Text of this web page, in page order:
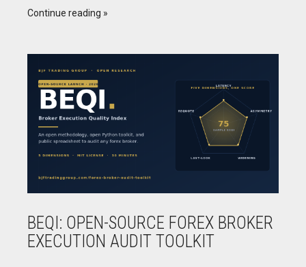
Continue reading
BEQI: OPEN-SOURCE FOREX BROKER
EXECUTION AUDIT TOOLKIT